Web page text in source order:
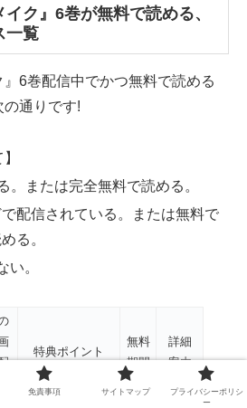
イク』6巻が無料で読める、
一覧
』6巻配信中でかつ無料で読める
通りです!
または完全無料で読める。
配信されている。または無料で
る。
。
特典ポイント
無料
期間
詳細
案内
免責事項 サイトマップ
プライバシーポリシ
ー